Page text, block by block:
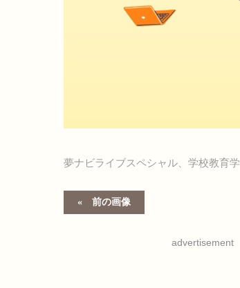
夢ナビライブスペシャル、学校教育学
前の画像
advertisement